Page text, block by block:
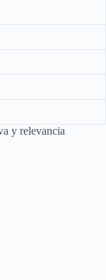
y relevancia